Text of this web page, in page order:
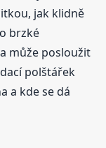
jak klidně
brzké
může posloužit
polštářek
a kde se dá